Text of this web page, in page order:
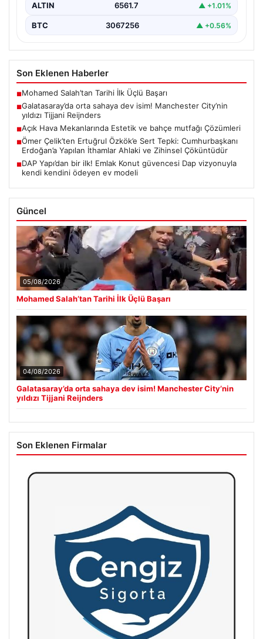
ALTIN 6561.7 ▲ +1.01%
BTC 3067256 ▲ +0.56%
Son Eklenen Haberler
■Mohamed Salah’tan Tarihi İlk Üçlü Başarı
■Galatasaray’da orta sahaya dev isim! Manchester City’nin
yıldızı Tijjani Reijnders
■Açık Hava Mekanlarında Estetik ve bahçe mutfağı Çözümleri
■Ömer Çelik’ten Ertuğrul Özkök’e Sert Tepki: Cumhurbaşkanı
Erdoğan’a Yapılan İthamlar Ahlaki ve Zihinsel Çöküntüdür
■DAP Yapı’dan bir ilk! Emlak Konut güvencesi Dap vizyonuyla
kendi kendini ödeyen ev modeli
Güncel
05/08/2026
Mohamed Salah’tan Tarihi İlk Üçlü Başarı
04/08/2026
Galatasaray’da orta sahaya dev isim! Manchester City’nin
yıldızı Tijjani Reijnders
Son Eklenen Firmalar